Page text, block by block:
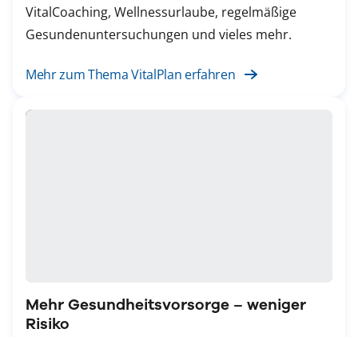
VitalCoaching, Wellnessurlaube, regelmäßige
Gesundenuntersuchungen und vieles mehr.
Mehr zum Thema VitalPlan erfahren
Mehr Gesundheitsvorsorge – weniger
Risiko